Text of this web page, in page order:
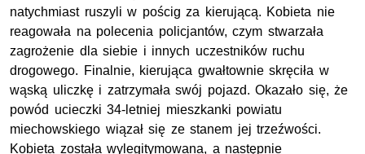
natychmiast ruszyli w pościg za kierującą. Kobieta nie
reagowała na polecenia policjantów, czym stwarzała
zagrożenie dla siebie i innych uczestników ruchu
drogowego. Finalnie, kierująca gwałtownie skręciła w
wąską uliczkę i zatrzymała swój pojazd. Okazało się, że
powód ucieczki 34-letniej mieszkanki powiatu
miechowskiego wiązał się ze stanem jej trzeźwości.
Kobieta została wylegitymowana, a następnie